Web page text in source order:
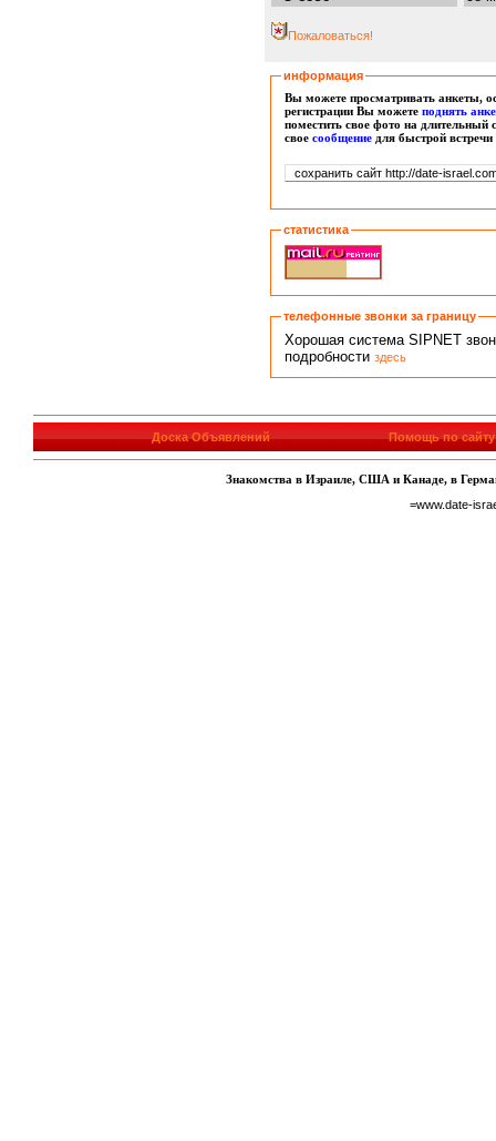
Пожаловаться!
информация
Вы можете просматривать анкеты,
регистрации Вы можетеподнять
поместить свое фото на длительный
своесообщение для быстрой
статистика
телефонные звонки за границу
Хорошая система SIPNET
подробностиздесь
Доска Объявлений Помощь по сайту
Знакомства в Израиле, США и Канаде, в
=www.date-